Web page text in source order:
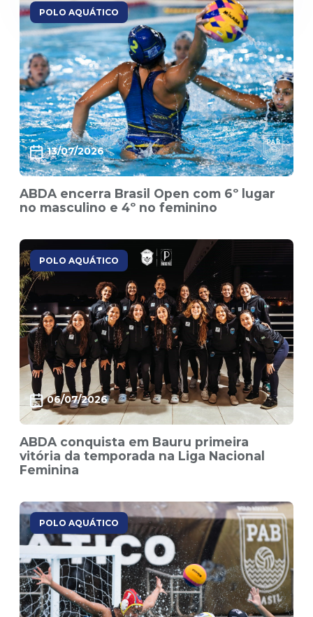
POLO AQUÁTICO
13/07/2026
ABDA encerra Brasil Open com 6º lugar
no masculino e 4º no feminino
POLO AQUÁTICO
06/07/2026
ABDA conquista em Bauru primeira
vitória da temporada na Liga Nacional
Feminina
POLO AQUÁTICO